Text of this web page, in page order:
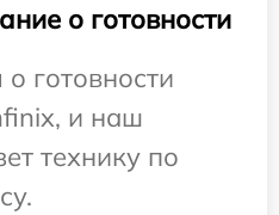
о готовности
готовности
и наш
технику по